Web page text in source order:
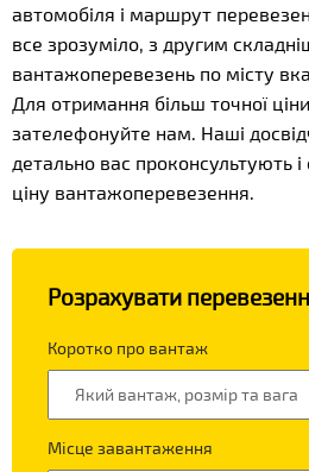
автомобіля і маршрут
все зрозуміло, з другим
вантажоперевезень по місту
Для отримання більш точної
зателефонуйте нам. Наші
детально вас проконсультують
ціну вантажоперевезення.
Розрахувати
Коротко про вантаж
Місце завантаження